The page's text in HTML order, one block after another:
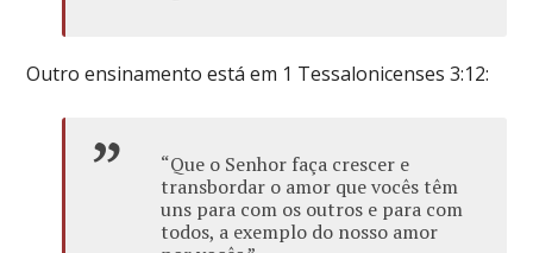
Outro ensinamento está em 1 Tessalonicenses 3:12:
“Que o Senhor faça crescer e
transbordar o amor que vocês têm
uns para com os outros e para com
todos, a exemplo do nosso amor